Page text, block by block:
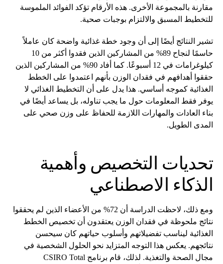
مقارنة بالمجموعة الأخرى. هذه الأرقام تؤكد الفوائد الملموسة
للتخطيط المسبق والالتزام بوجبات صحية.
تشير النتائج أيضًا إلى أن وجود خطة غذائية واضحة كان عاملاً
حاسمًا لنجاح 89% من المشاركين الذين فقدوا أكثر من 10
كيلوغرامات في 12 أسبوعًا. كما أفاد 90% من المشاركين الذين
حققوا أهدافهم في فقدان الوزن بأنهم اعتمدوا على الخطط
الغذائية كموجه أساسي. هذا يدل على أن التخطيط الغذائي لا
يوفر فقط المعلومات حول ما يجب تناوله، بل يساعد أيضًا في
بناء العادات والمهارات اللازمة للحفاظ على وزن صحي على
المدى الطويل.
تحديات التخصيص وأهمية
الذكاء الاصطناعي
ومع ذلك، لاحظت الدراسة أن 72% من الأعضاء الذين لم يحققوا
نتائج ملحوظة في فقدان الوزن يعتقدون أن تخصيص الخطط
الغذائية ليناسب تفضيلاتهم وأسلوب حياتهم كان سيحسن
نتائجهم. يعكس هذا التوجه المتزايد نحو الحلول الشخصية في
مجال الصحة والتغذية. لذلك، قام برنامج CSIRO Total